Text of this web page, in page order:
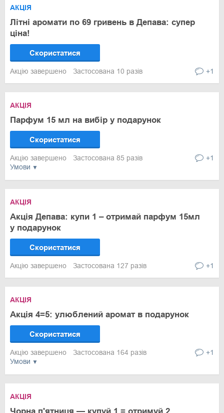
АКЦІЯ
Літні аромати по 69 гривень в Депава: супер
ціна!
Скористатися
Акцію завершено Застосована 10 разів +1
Умови
АКЦІЯ
Парфум 15 мл на вибір у подарунок
Скористатися
Акцію завершено Застосована 85 разів +1
АКЦІЯ
Акція Депава: купи 1 – отримай парфум 15мл
у подарунок
Скористатися
Акцію завершено Застосована 127 разів +1
Умови
АКЦІЯ
Акція 4=5: улюблений аромат в подарунок
Скористатися
Акцію завершено Застосована 164 разів +1
АКЦІЯ